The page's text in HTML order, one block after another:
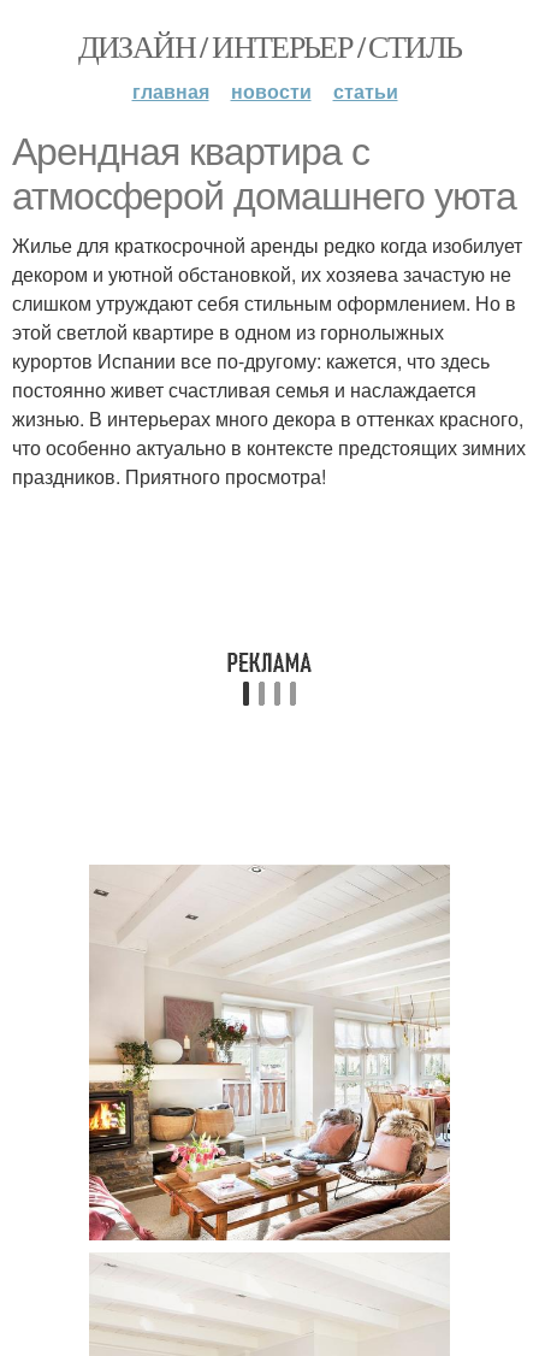
ДИЗАЙН / ИНТЕРЬЕР / СТИЛЬ
главная новости статьи
Арендная квартира с
атмосферой домашнего уюта
Жилье для краткосрочной аренды редко когда изобилует
декором и уютной обстановкой, их хозяева зачастую не
слишком утруждают себя стильным оформлением. Но в
этой светлой квартире в одном из горнолыжных
курортов Испании все по-другому: кажется, что здесь
постоянно живет счастливая семья и наслаждается
жизнью. В интерьерах много декора в оттенках красного,
что особенно актуально в контексте предстоящих зимних
праздников. Приятного просмотра!